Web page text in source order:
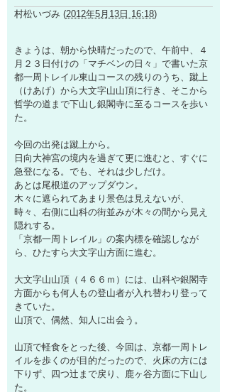
村松いづみ (2012年5月13日 16:18)
きょうは、朝から快晴だったので、午前中、４
月２３日付けの「マチベンの日々」で書いた京
都一周トレイル東山コースの残りのうち、蹴上
（けあげ）から大文字山山頂に行き、そこから
哲学の道まで下山し銀閣寺に至るコースを歩い
た。
今回の出発は蹴上から。
日向大神宮の境内を過ぎて更に進むと、すぐに
急登になる。でも、それは少しだけ。
あとは尾根道のアップダウン。
木々に遮られてあまり景色は見えないが、
時々、右側に山科の街並みが木々の間から見え
隠れする。
「京都一周トレイル」の案内標を確認しなが
ら、ひたすら大文字山方面に進む。
大文字山山頂（４６６ｍ）には、山科や銀閣寺
方面からも何人もの登山者が入れ替わり登って
きていた。
山頂で、偶然、知人に出会う。
山頂で軽食をとった後、今回は、京都一周トレ
イルを歩くのが目的だったので、火床の方には
下りず、四つ辻まで戻り、鹿ヶ谷方面に下山し
た。